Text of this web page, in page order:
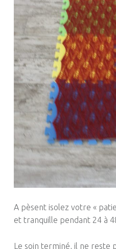
A pèsent isolez votre «
et tranquille pendant 24 à
Le soin terminé, il ne reste